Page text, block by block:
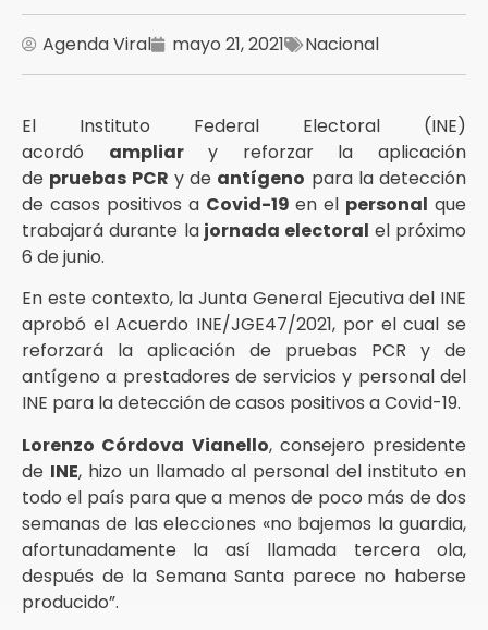
Agenda Viral mayo 21, 2021 Nacional
El Instituto Federal Electoral (INE)
acordó ampliary reforzar la aplicación
de pruebas PCR y de antígeno para la detección
de casos positivos a Covid-19 en el personal que
trabajará durante lajornada electoral el próximo
6 de junio.
En este contexto, la Junta General Ejecutiva del INE
aprobó el Acuerdo INE/JGE47/2021, por el cual se
reforzará la aplicación de pruebas PCR y de
antígeno a prestadores de servicios y personal del
INE para la detección de casos positivos a Covid-19.
Lorenzo Córdova Vianello, consejero presidente
de INE, hizo un llamado al personal del instituto en
todo el país para que a menos de poco más de dos
semanas de las elecciones «no bajemos la guardia,
afortunadamente la así llamada tercera ola,
después de la Semana Santa parece no haberse
producido”.